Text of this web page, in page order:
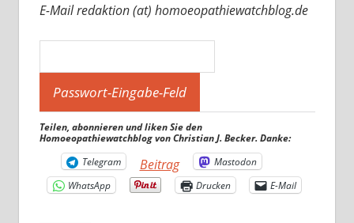
E-Mail redaktion (at) homoeopathiewatchblog.de
Teilen, abonnieren und liken Sie den
Homoeopathiewatchblog von Christian J. Becker. Danke:
Telegram
Beitrag
Mastodon
WhatsApp
Drucken E-Mail